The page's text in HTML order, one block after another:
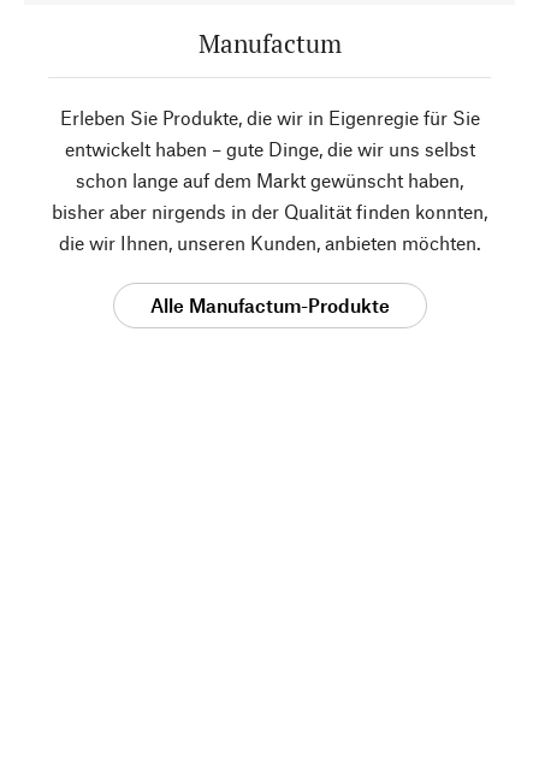
Manufactum
Erleben Sie Produkte, die wir in Eigenregie für Sie
entwickelt haben – gute Dinge, die wir uns selbst
schon lange auf dem Markt gewünscht haben,
bisher aber nirgends in der Qualität finden konnten,
die wir Ihnen, unseren Kunden, anbieten möchten.
Alle Manufactum-Produkte